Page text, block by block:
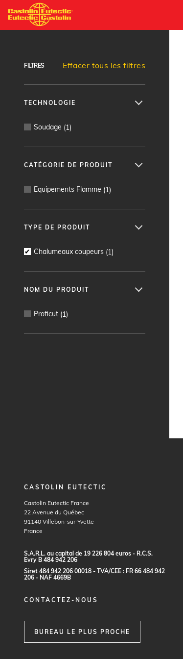
Aller
au
FILTRES Effacer tous les filtres
TECHNOLOGIE
Soudage (1)
CATÉGORIE DE PRODUIT
Equipements Flamme (1)
TYPE DE PRODUIT
Chalumeaux coupeurs (1)
NOM DU PRODUIT
Proficut (1)
CASTOLIN EUTECTIC
Castolin Eutectic France
22 Avenue du Québec
91140 Villebon-sur-Yvette
France
S.A.R.L. au capita de 19 226 804 euros - R.C.S.
Evry B 484 942 206
Siret 484 942 206 00018 - TVA/CEE : FR 66 484 942
206 - NAF 4669B
CONTACTEZ-NOUS
BUREAU LE PLUS PROCHE